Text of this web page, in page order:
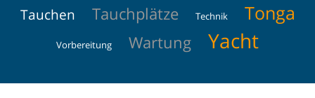
Tauchen Tauchplätze Technik Tonga
Vorbereitung Wartung Yacht